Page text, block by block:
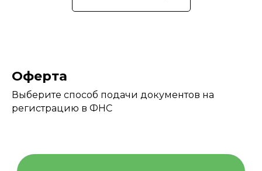
Оферта
Выберите способ подачи документов на
регистрацию в ФНС